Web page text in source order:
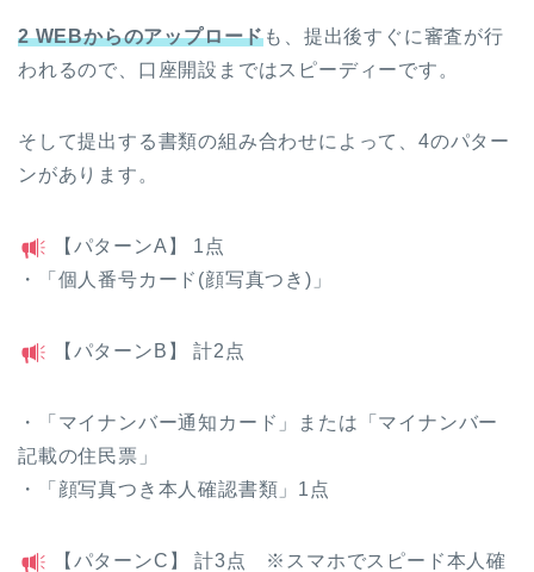
2 WEBからのアップロードも、提出後すぐに審査が行
われるので、口座開設まではスピーディーです。
そして提出する書類の組み合わせによって、4のパター
ンがあります。
【パターンA】 1点
・「個人番号カード(顔写真つき)」
【パターンB】 計2点
・「マイナンバー通知カード」または「マイナンバー
記載の住民票」
・「顔写真つき本人確認書類」1点
【パターンC】 計3点 ※スマホでスピード本人確